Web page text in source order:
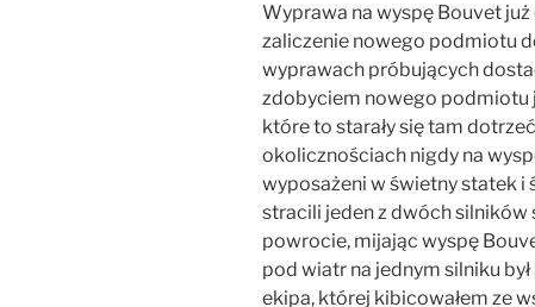
Wyprawa na wyspę Bouvet już
zaliczenie nowego podmiotu
wyprawach próbujących
zdobyciem nowego podmiotu
które to starały się tam
okolicznościach nigdy na
wyposażeni w świetny statek i
stracili jeden z dwóch silników
powrocie, mijając wyspę
pod wiatr na jednym silniku
ekipa, której kibicowałem ze